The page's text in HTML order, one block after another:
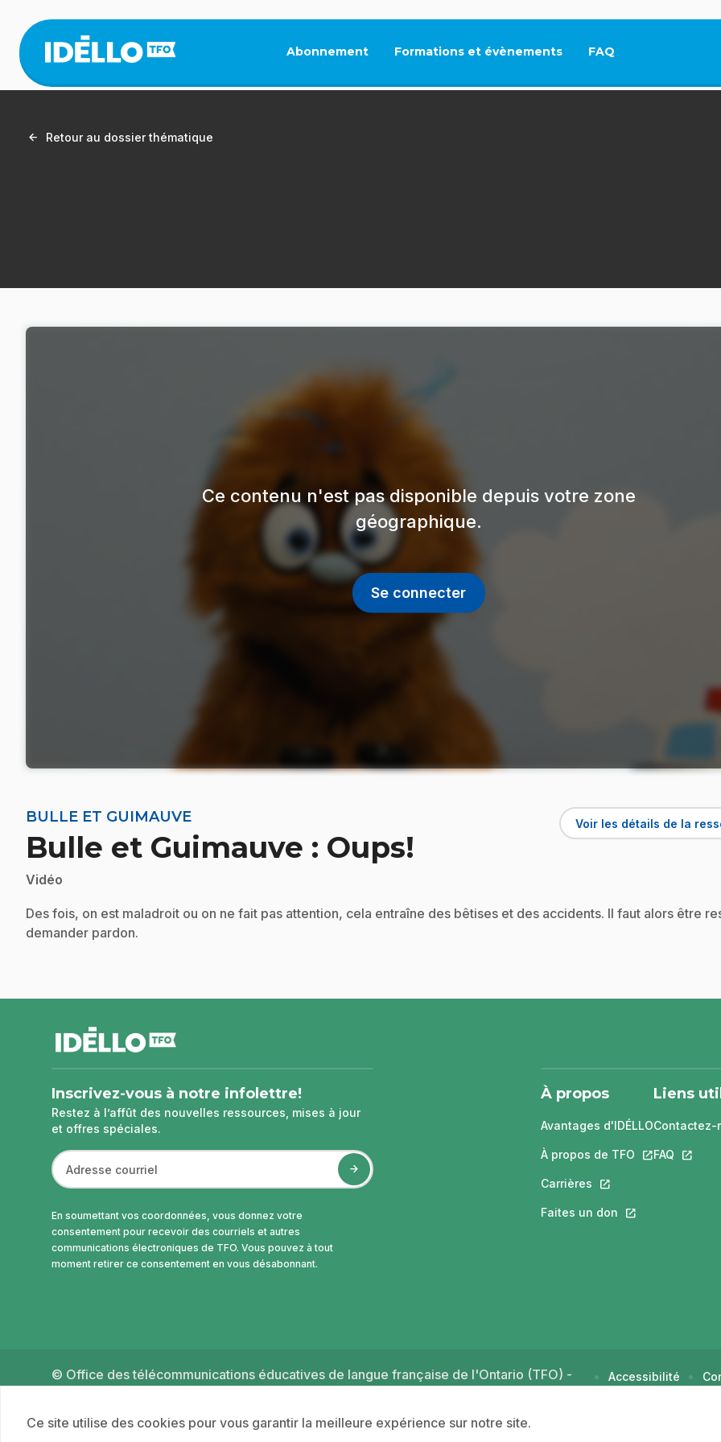
contenu
principal
Abonnement Formations et évènements FAQ
Ce lien s'ouvrira
Retour au dossier thématique
Ce contenu n'est pas disponible depuis votre zone
géographique.
Se connecter
BULLE ET GUIMAUVE
Bulle et Guimauve : Oups!
Vidéo
Voir les détails de la
Des fois, on est maladroit ou on ne fait pas attention, cela entraîne des bêtises et des accidents. Il faut alors être
demander pardon.
pageInscrivez-vous à notre infolettre!
Restez à l’affût des nouvelles ressources, mises à jour
et offres spéciales.
En soumettant vos coordonnées, vous donnez votre
consentement pour recevoir des courriels et autres
communications électroniques de TFO. Vous pouvez à tout
moment retirer ce consentement en vous désabonnant.
À propos
Avantages d'IDÉLLO
À propos de TFO Ce lien
Carrières Ce lien s'ouvrira dans
Faites un don Ce lien s'ouvrira
Liens
Contactez-
FAQ Ce
© Office des télécommunications éducatives de langue française de l'Ontario (TFO) -
Accessibilité
Ce site utilise des cookies pour vous garantir la meilleure expérience sur notre site.